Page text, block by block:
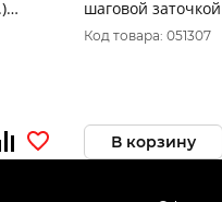
шаговой
"Hardcore" Step
Код товара: 051307
В корзину